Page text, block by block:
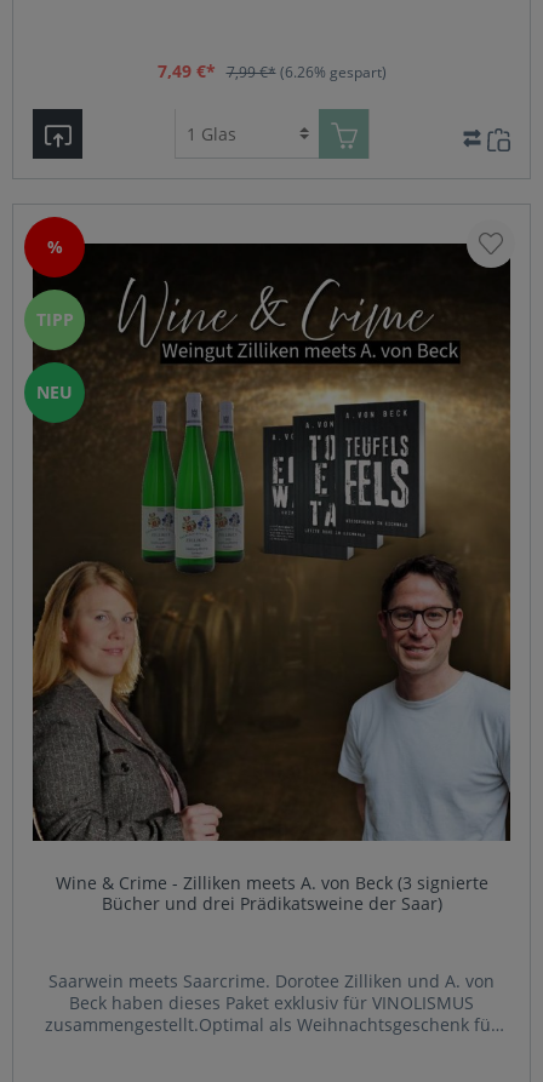
7,49 €* 7,99 €* (6.26% gespart)
%
TIPP
NEU
Wine & Crime - Zilliken meets A. von Beck (3 signierte
Bücher und drei Prädikatsweine der Saar)
Saarwein meets Saarcrime. Dorotee Zilliken und A. von
Beck haben dieses Paket exklusiv für VINOLISMUS
zusammengestellt.Optimal als Weihnachtsgeschenk für